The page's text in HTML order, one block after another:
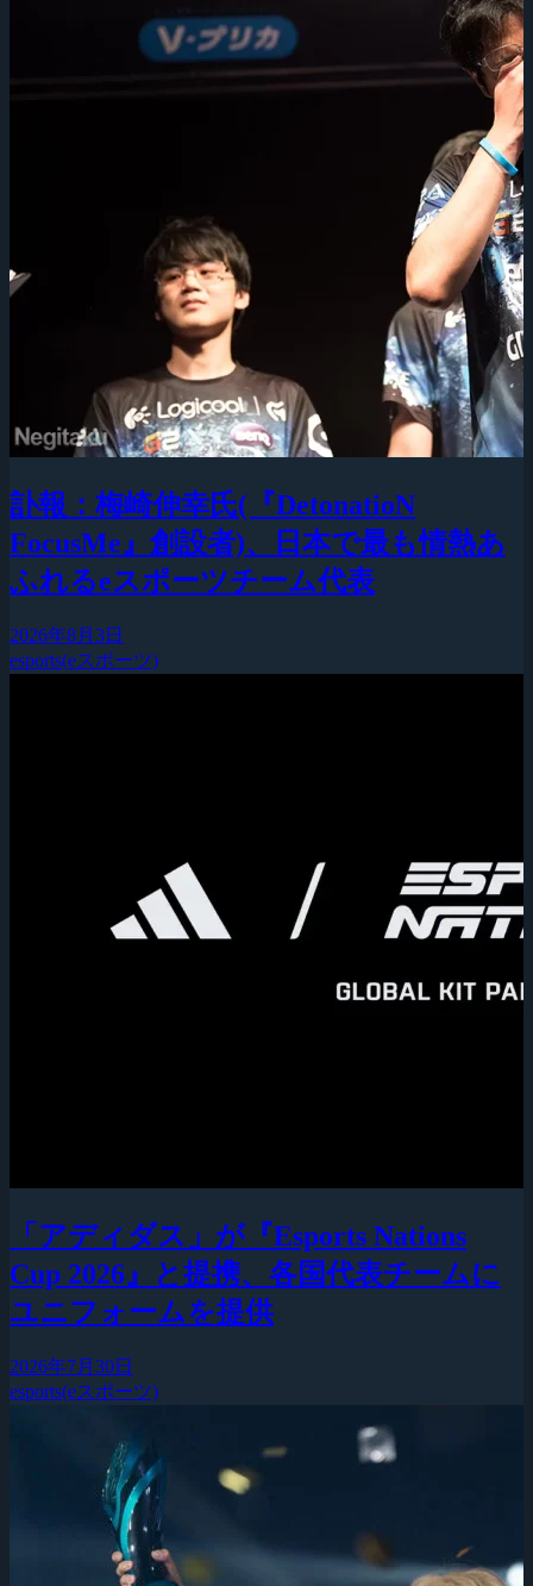
訃報：梅崎伸幸氏(『DetonatioN
FocusMe』創設者)、日本で最も情熱あ
ふれるeスポーツチーム代表
2026年8月3日
esports(eスポーツ)
「アディダス」が『Esports Nations
Cup 2026』と提携、各国代表チームに
ユニフォームを提供
2026年7月30日
esports(eスポーツ)